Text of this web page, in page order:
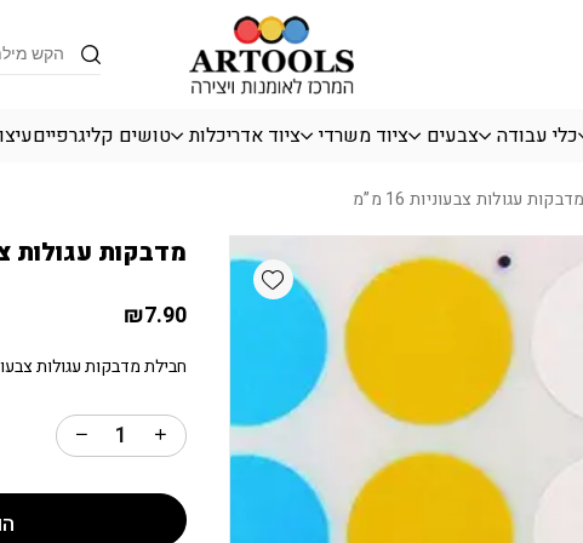
Products
search
כלי עבודה צבעים ציוד משרדי ציוד אדריכלות טושים קליגרפיים
עגולות צבעוניות 16 מ”מ
מדבקות עגולות
₪7.90
חבילת מדבקות עגולות צבעוניות
Add wishlist